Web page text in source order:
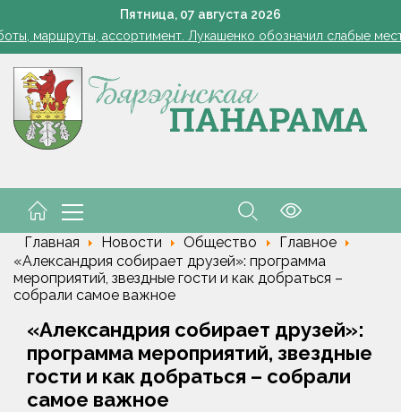
Пятница, 07 августа 2026
Лукашенко: я борюсь не за колхозы или совхозы - я борюсь
маршруты, ассортимент. Лукашенко обозначил слабые
1 стакан в ведро — тля и плодожорка бегут: Августовская
и средний бизнес приглашают к сотрудничеству с
Лукашенко: я борюсь не за колхозы или совхозы - я борюсь
Главная Новости Общество
Главное
«Александрия собирает друзей»: программа
мероприятий, звездные гости и как добраться –
собрали самое важное
«Александрия собирает друзей»:
программа мероприятий, звездные
гости и как добраться – собрали
самое важное